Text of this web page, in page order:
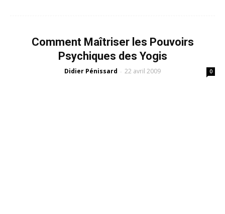
Comment Maîtriser les Pouvoirs
Psychiques des Yogis
Didier Pénissard - 22 avril 2009 0